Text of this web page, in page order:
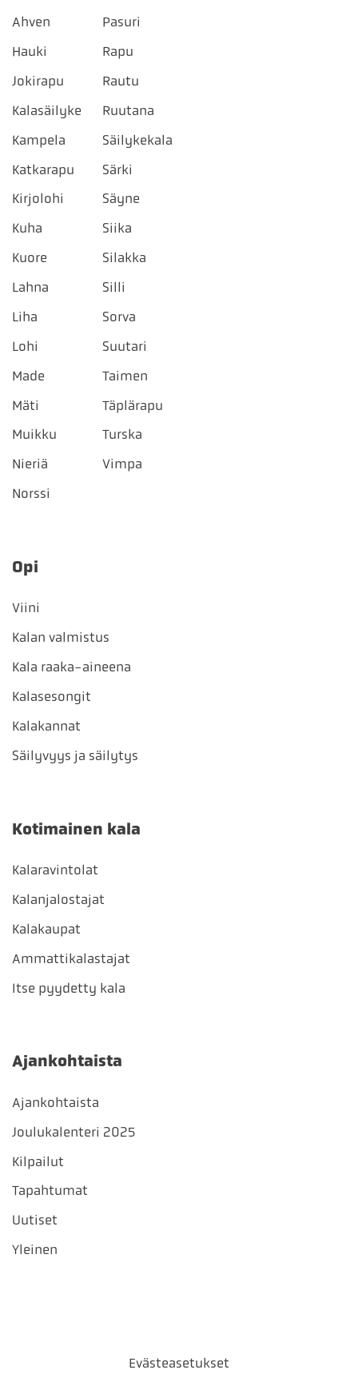
Ahven
Hauki
Jokirapu
Kalasäilyke
Kampela
Katkarapu
Kirjolohi
Kuha
Kuore
Lahna
Liha
Lohi
Made
Mäti
Muikku
Nieriä
Norssi
Pasuri
Rapu
Rautu
Ruutana
Säilykekala
Särki
Säyne
Siika
Silakka
Silli
Sorva
Suutari
Taimen
Täplärapu
Turska
Vimpa
Opi
Viini
Kalan valmistus
Kala raaka-aineena
Kalasesongit
Kalakannat
Säilyvyys ja säilytys
Kotimainen kala
Kalaravintolat
Kalanjalostajat
Kalakaupat
Ammattikalastajat
Itse pyydetty kala
Ajankohtaista
Ajankohtaista
Joulukalenteri 2025
Kilpailut
Tapahtumat
Uutiset
Yleinen
Evästeasetukset